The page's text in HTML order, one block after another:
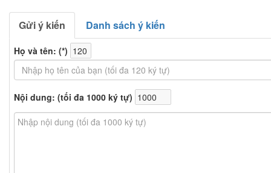
Gửi ý kiến Danh sách ý kiến
Họ và tên: (*)
Nội dung: (tối đa 1000 ký tự)